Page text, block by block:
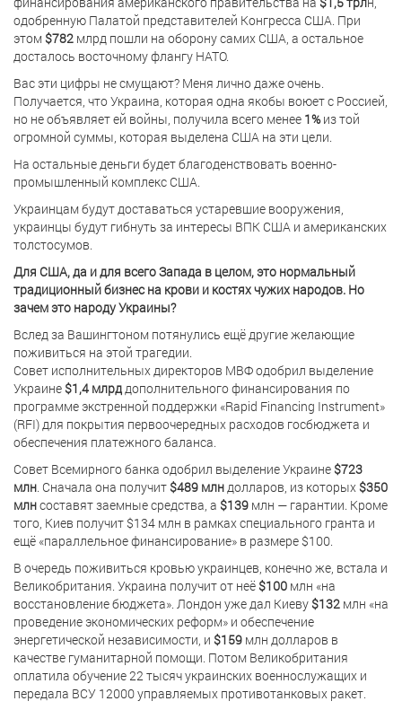
одобренную Палатой представителей Конгресса США. При
этом $782 млрд пошли на оборону самих США, а остальное
досталось восточному флангу НАТО.
Вас эти цифры не смущают? Меня лично даже очень.
Получается, что Украина, которая одна якобы воюет с Россией,
но не объявляет ей войны, получила всего менее 1%из той
огромной суммы, которая выделена США на эти цели.
На остальные деньги будет благоденствовать военно-
промышленный комплекс США.
Украинцам будут доставаться устаревшие вооружения,
украинцы будут гибнуть за интересы ВПК США и американских
толстосумов.
Для США, да и для всего Запада в целом, это нормальный
традиционный бизнес на крови и костях чужих народов. Но
зачем это народу Украины?
Вслед за Вашингтоном потянулись ещё другие желающие
поживиться на этой трагедии.
Совет исполнительных директоров МВФ одобрил выделение
Украине $1,4 млрддополнительного финансирования по
программе экстренной поддержки «Rapid Financing Instrument»
(RFI) для покрытия первоочередных расходов госбюджета и
обеспечения платежного баланса.
Совет Всемирного банка одобрил выделение Украине $723
млн. Сначала она получит $489 млндолларов, из которых $350
млнсоставят заемные средства, а $139 млн — гарантии. Кроме
того, Киев получит $134 млн в рамках специального гранта и
ещё «параллельное финансирование» в размере $100.
В очередь поживиться кровью украинцев, конечно же, встала и
Великобритания. Украина получит от неё $100 млн «на
восстановление бюджета». Лондон уже дал Киеву $132 млн «на
проведение экономических реформ» и обеспечение
энергетической независимости, и $159 млн долларов в
качестве гуманитарной помощи. Потом Великобритания
оплатила обучение 22 тысяч украинских военнослужащих и
передала ВСУ 12000 управляемых противотанковых ракет.